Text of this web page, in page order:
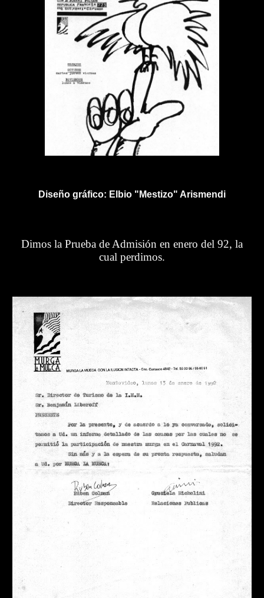
Diseño gráfico: Elbio "Mestizo" Arismendi
Dimos la Prueba de Admisión en enero del 92, la
cual perdimos.